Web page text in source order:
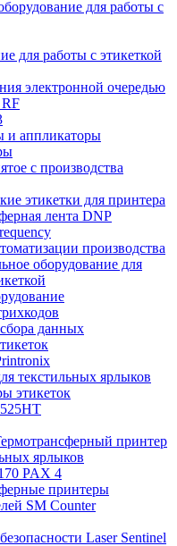
для работы с
для работы с этикеткой
электронной очередью
RF
и аппликаторы
с производства
этикетки для принтера
лента DNP
производства
оборудование для
данных
текстильных ярлыков
этикеток
принтер
ярлыков
PAX 4
принтеры
SM Counter
Laser Sentinel